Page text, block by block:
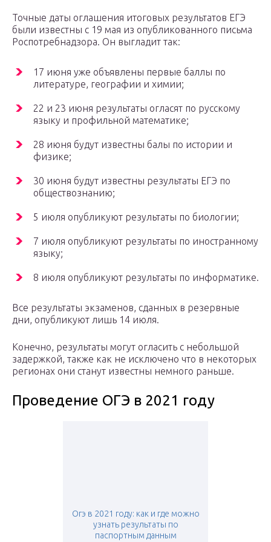
Точные даты оглашения итоговых результатов ЕГЭ
были известны с 19 мая из опубликованного письма
Роспотребнадзора. Он выгладит так:
17 июня уже объявлены первые баллы по
литературе, географии и химии;
22 и 23 июня результаты огласят по русскому
языку и профильной математике;
28 июня будут известны балы по истории и
физике;
30 июня будут известны результаты ЕГЭ по
обществознанию;
5 июля опубликуют результаты по биологии;
7 июля опубликуют результаты по иностранному
языку;
8 июля опубликуют результаты по информатике.
Все результаты экзаменов, сданных в резервные
дни, опубликуют лишь 14 июля.
Конечно, результаты могут огласить с небольшой
задержкой, также как не исключено что в некоторых
регионах они станут известны немного раньше.
Проведение ОГЭ в 2021 году
Огэ в 2021 году: как и где можно
узнать результаты по
паспортным данным